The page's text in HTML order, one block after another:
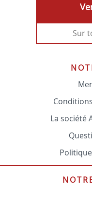
Sur
La société